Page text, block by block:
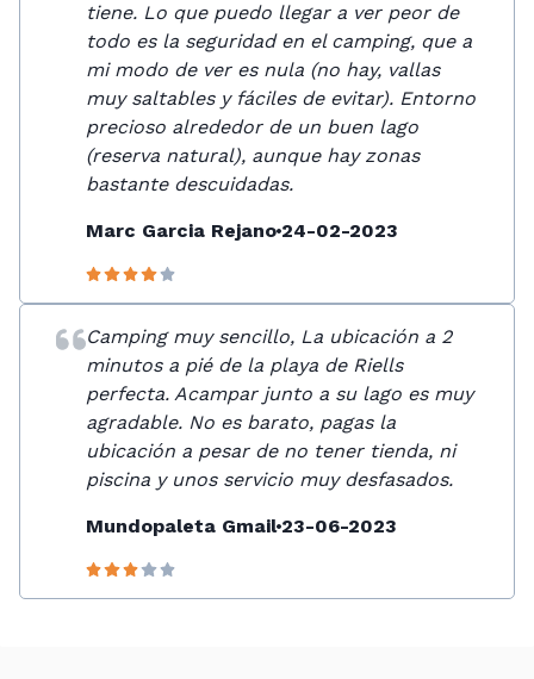
tiene. Lo que puedo llegar a ver peor de
todo es la seguridad en el camping, que a
mi modo de ver es nula (no hay, vallas
muy saltables y fáciles de evitar). Entorno
precioso alrededor de un buen lago
(reserva natural), aunque hay zonas
bastante descuidadas.
Marc Garcia Rejano 24-02-2023
Camping muy sencillo, La ubicación a 2
minutos a pié de la playa de Riells
perfecta. Acampar junto a su lago es muy
agradable. No es barato, pagas la
ubicación a pesar de no tener tienda, ni
piscina y unos servicio muy desfasados.
Mundopaleta Gmail 23-06-2023